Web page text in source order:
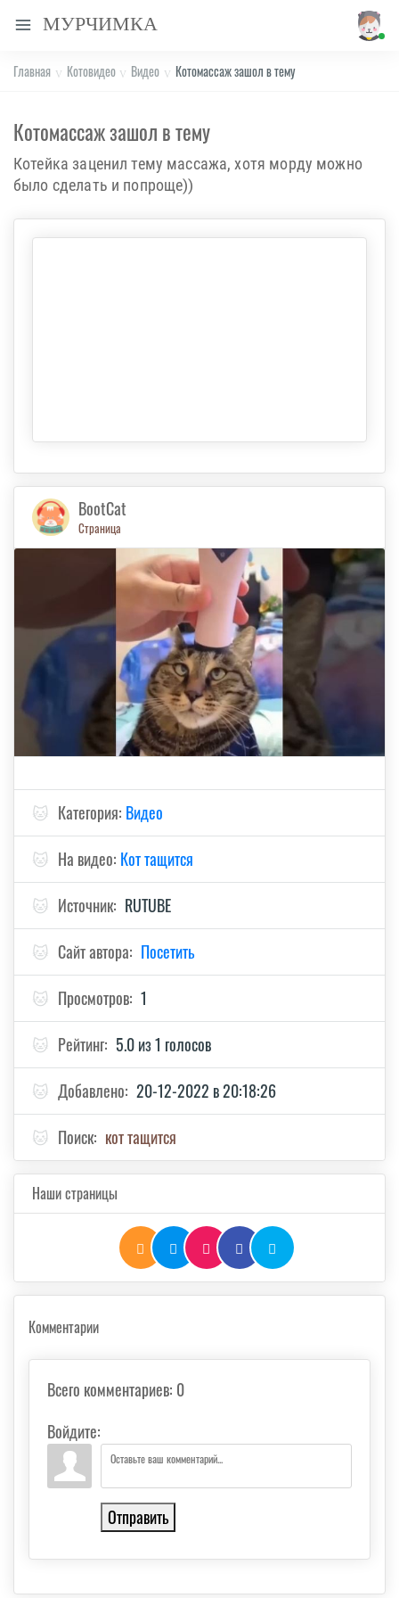
МУРЧИМКА
Главная Котовидео Видео Котомассаж зашол в тему
Котомассаж зашол в тему
Котейка заценил тему массажа, хотя морду можно
было сделать и попроще))
BootCat
Страница
🐱 Категория: Видео
🐱 На видео: Кот тащится
🐱 Источник: RUTUBE
🐱 Сайт автора: Посетить
🐱 Просмотров: 1
🐱 Рейтинг: 5.0 из 1 голосов
🐱 Добавлено: 20-12-2022 в 20:18:26
🐱 Поиск: кот тащится
Наши страницы
Комментарии
Всего комментариев: 0
Войдите:
Отправить